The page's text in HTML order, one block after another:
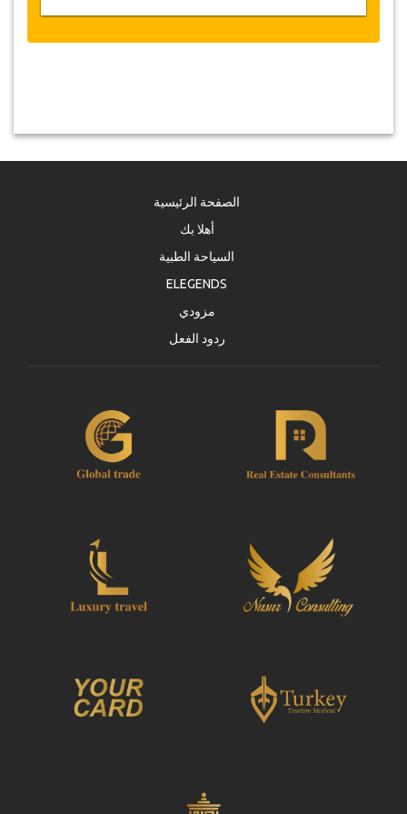
الصفحة الرئيسية
أهلا بك
السياحة الطبية
ELEGENDS
مزودي
ردود الفعل